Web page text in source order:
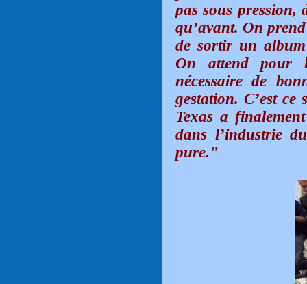
pas sous
qu’avant. On
de sortir un
On attend pour
nécessaire de
gestation. C’est
Texas a
dans l’industrie
pure."